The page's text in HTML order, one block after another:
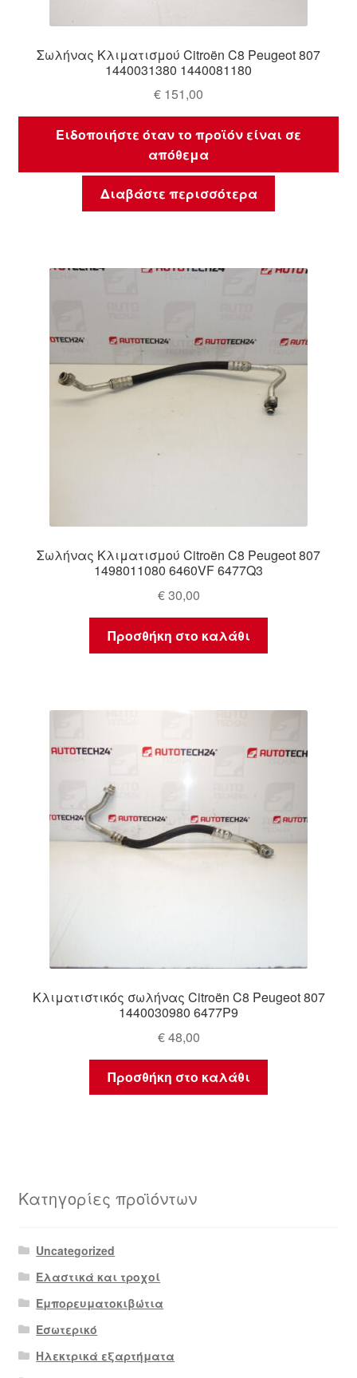
Σωλήνας Κλιματισμού Citroën C8 Peugeot 807
1440031380 1440081180
€ 151,00
Ειδοποιήστε όταν το προϊόν είναι σε
απόθεμα
Διαβάστε περισσότερα
Σωλήνας Κλιματισμού Citroën C8 Peugeot 807
1498011080 6460VF 6477Q3
€30,00
Προσθήκη στο καλάθι
Κλιματιστικός σωλήνας Citroën C8 Peugeot 807
1440030980 6477P9
€48,00
Προσθήκη στο καλάθι
Κατηγορίες προϊόντων
Uncategorized
Ελαστικά και τροχοί
Εμπορευματοκιβώτια
Εσωτερικό
Ηλεκτρικά εξαρτήματα